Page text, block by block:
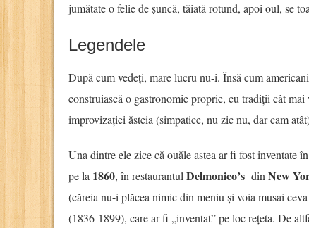
jumătate o felie de șuncă, tăiată rotund, apoi oul, se
Legendele
După cum vedeți, mare lucru nu-i. Însă cum
construiască o gastronomie proprie, cu tradiții cât
improvizației ăsteia (simpatice, nu zic nu, dar cam
Una dintre ele zice că ouăle astea ar fi fost inventate
pe la 1860, în restaurantul Delmonico’s din New
(căreia nu-i plăcea nimic din meniu și voia musai
(1836-1899), care ar fi „inventat” pe loc rețeta. De